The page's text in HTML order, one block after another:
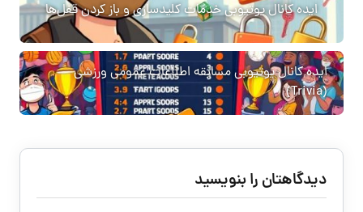
ایده کانال یوتیوبی خدمات کلیدسازی و باز کردن قفل‌ها
ایده کانال یوتیوبی مسابقه اطلاعات عمومی ورزشی
(Trivia)
دیدگاهتان را بنویسید